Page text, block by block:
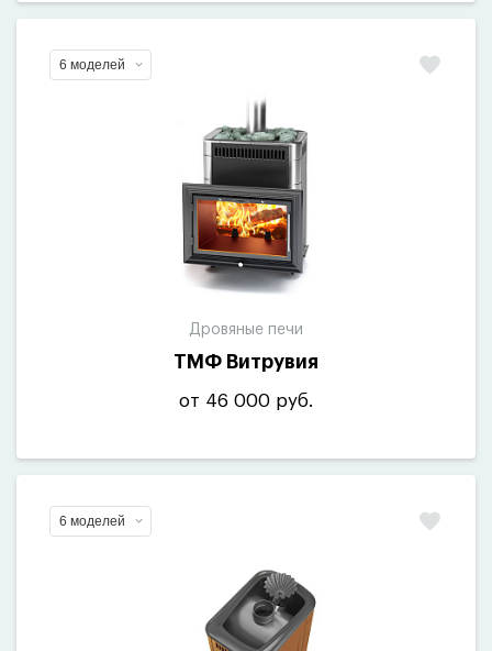
6 моделей
Дровяные печи
ТМФ Витрувия
от 46 000 руб.
6 моделей